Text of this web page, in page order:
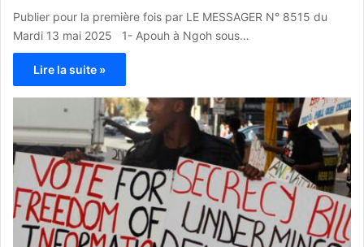
Publier pour la première fois par LE MESSAGER N° 8515 du
Mardi 13 mai 2025 1- Apouh à Ngoh sous…
Lire la suite »